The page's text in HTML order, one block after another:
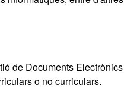
de Documents
o no curriculars.